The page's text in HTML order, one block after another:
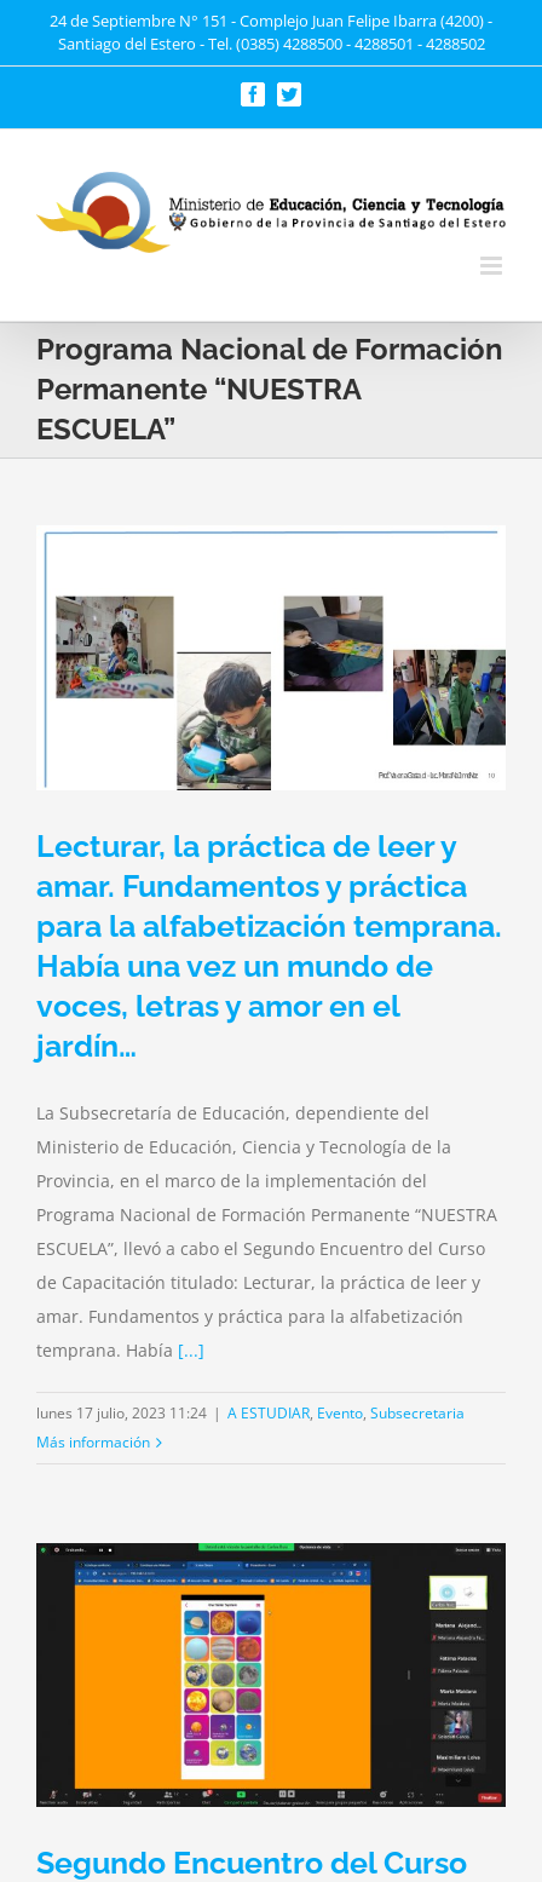
24 de Septiembre N° 151 - Complejo Juan Felipe Ibarra (4200) -
Santiago del Estero - Tel. (0385) 4288500 - 4288501 - 4288502
FacebookTwitter
Programa Nacional de Formación
Permanente “NUESTRA
ESCUELA”
Lecturar, la práctica de leer y
amar. Fundamentos y práctica
para la alfabetización temprana.
Había una vez un mundo de
voces, letras y amor en el
jardín…
La Subsecretaría de Educación, dependiente del
Ministerio de Educación, Ciencia y Tecnología de la
Provincia, en el marco de la implementación del
Programa Nacional de Formación Permanente “NUESTRA
ESCUELA”, llevó a cabo el Segundo Encuentro del Curso
de Capacitación titulado: Lecturar, la práctica de leer y
amar. Fundamentos y práctica para la alfabetización
temprana. Había [...]
lunes 17 julio, 2023 11:24 | A ESTUDIAR, Evento, Subsecretaria
Más información
Segundo Encuentro del Curso